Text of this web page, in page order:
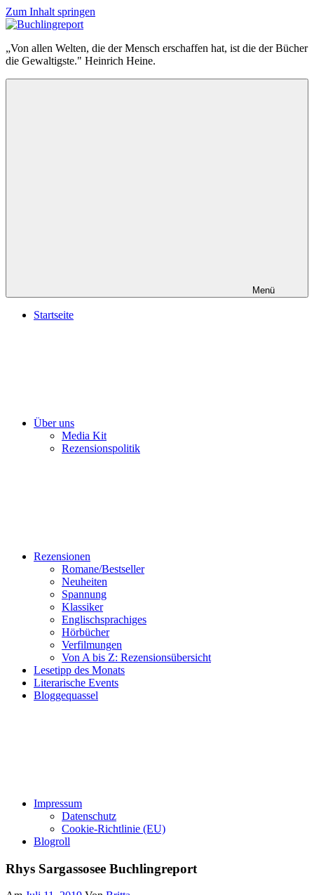
Zum Inhalt springen
Buchlingreport
„Von allen Welten, die der Mensch erschaffen hat, ist die der Bücher
die Gewaltigste." Heinrich Heine.
Menü
Startseite
Über uns
Media Kit
Rezensionspolitik
Rezensionen
Romane/Bestseller
Neuheiten
Spannung
Klassiker
Englischsprachiges
Hörbücher
Verfilmungen
Von A bis Z: Rezensionsübersicht
Lesetipp des Monats
Literarische Events
Bloggequassel
Impressum
Datenschutz
Cookie-Richtlinie (EU)
Blogroll
Rhys Sargassosee Buchlingreport